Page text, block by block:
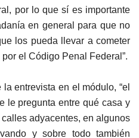
por lo que sí es importante
en general para que no
los pueda llevar a cometer
el Código Penal Federal”.
entrevista en el módulo, “el
le pregunta entre qué casa y
adyacentes, en algunos
y sobre todo también